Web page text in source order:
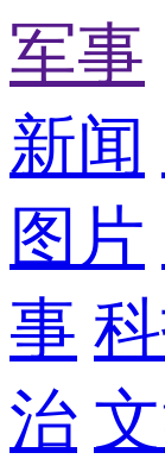
军事
新闻
图片
事
治